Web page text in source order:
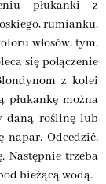
płukanki z
rumianku,
włosów: tym,
się połączenie
z kolei
można
daną roślinę lub
napar. Odcedzić,
Następnie trzeba
bieżącą wodą.